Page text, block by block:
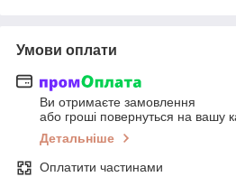
Умови оплати
Ви отримаєте замовлення
або гроші повернуться на вашу
Детальніше
Оплатити частинами